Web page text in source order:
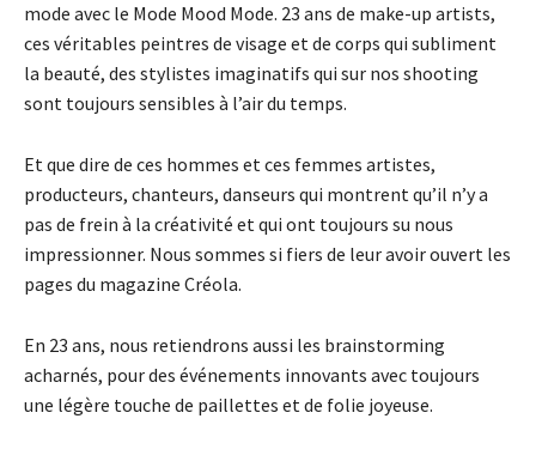
mode avec le Mode Mood Mode. 23 ans de make-up artists,
ces véritables peintres de visage et de corps qui subliment
la beauté, des stylistes imaginatifs qui sur nos shooting
sont toujours sensibles à l’air du temps.
Et que dire de ces hommes et ces femmes artistes,
producteurs, chanteurs, danseurs qui montrent qu’il n’y a
pas de frein à la créativité et qui ont toujours su nous
impressionner. Nous sommes si fiers de leur avoir ouvert les
pages du magazine Créola.
En 23 ans, nous retiendrons aussi les brainstorming
acharnés, pour des événements innovants avec toujours
une légère touche de paillettes et de folie joyeuse.